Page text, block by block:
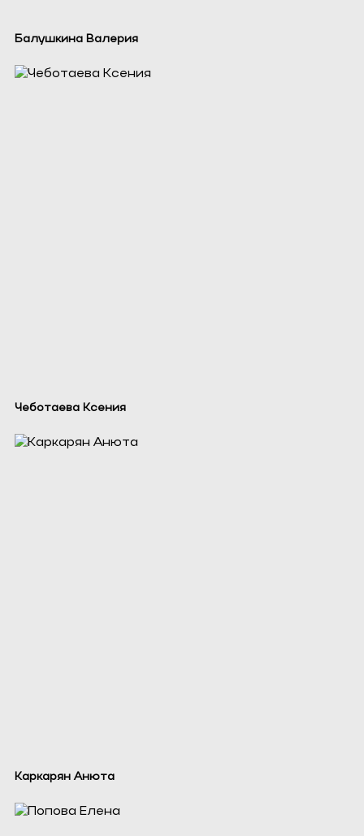
Балушкина Валерия
Чеботаева Ксения
Каркарян Анюта